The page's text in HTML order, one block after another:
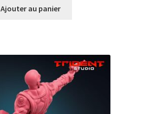
Ajouter au panier